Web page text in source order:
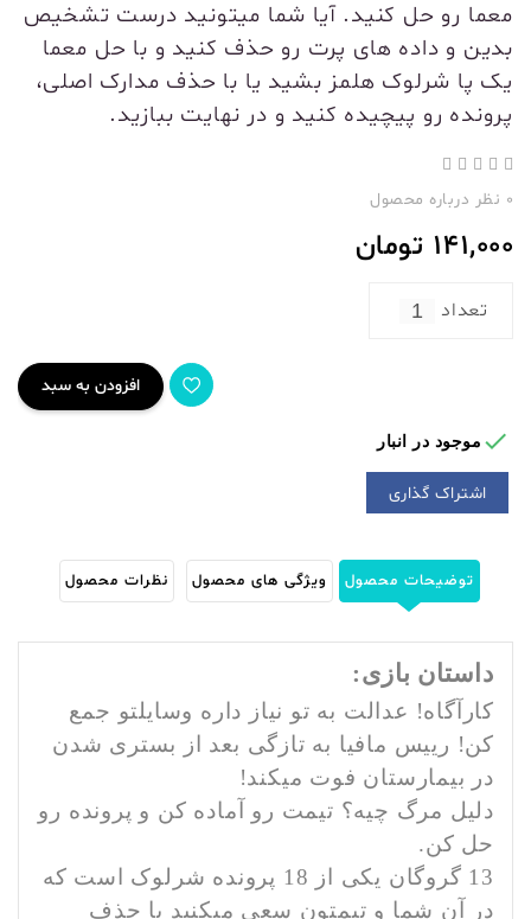
معما رو حل کنید. آیا شما میتونید درست تشخیص
بدین و داده های پرت رو حذف کنید و با حل معما
یک پا شرلوک هلمز بشید یا با حذف مدارک اصلی،
پرونده رو پیچیده کنید و در نهایت ببازید.
0 نظر درباره محصول
141,000 تومان
تعداد
افزودن به سبد
 موجود در انبار
اشتراک گذاری
توضیحات محصول ویژگی های محصول نظرات محصول
داستان بازی:
کارآگاه! عدالت به تو نیاز داره وسایلتو جمع
کن! رییس مافیا به تازگی بعد از بستری شدن
در بیمارستان فوت میکند!
دلیل مرگ چیه؟ تیمت رو آماده کن و پرونده رو
حل کن.
13 گروگان یکی از 18 پرونده شرلوک است که
در آن شما و تیمتون سعی میکنید با حذف